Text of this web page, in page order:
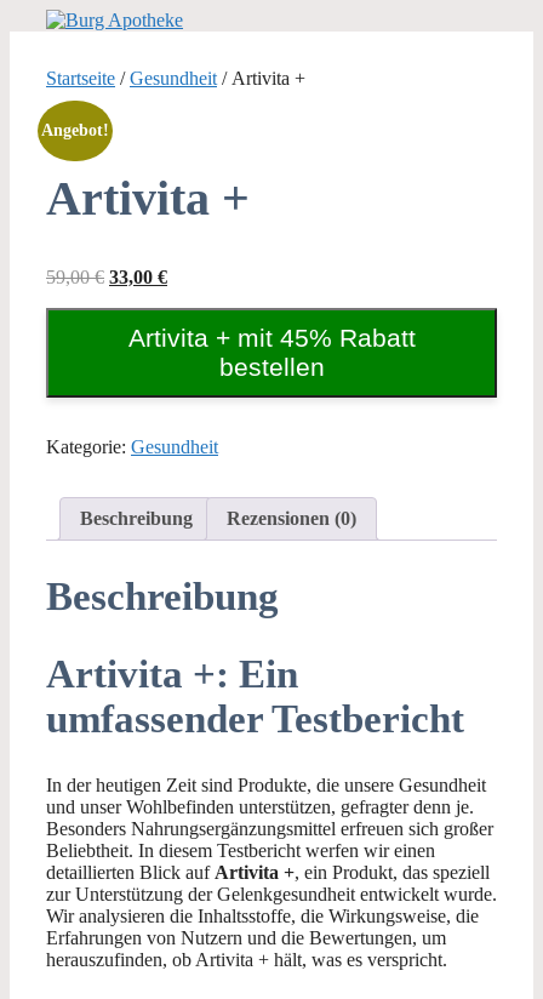
Startseite /Gesundheit / Artivita +
Angebot!
Artivita +
59,00€ Ursprünglicher
59,00 €
33,00 €Aktueller
33,00 €.
Artivita + mit 45% Rabatt
bestellen
Kategorie: Gesundheit
Beschreibung Rezensionen (0)
Beschreibung
Artivita +: Ein
umfassender Testbericht
In der heutigen Zeit sind Produkte, die unsere Gesundheit
und unser Wohlbefinden unterstützen, gefragter denn je.
Besonders Nahrungsergänzungsmittel erfreuen sich großer
Beliebtheit. In diesem Testbericht werfen wir einen
detaillierten Blick auf Artivita +, ein Produkt, das speziell
zur Unterstützung der Gelenkgesundheit entwickelt wurde.
Wir analysieren die Inhaltsstoffe, die Wirkungsweise, die
Erfahrungen von Nutzern und die Bewertungen, um
herauszufinden, ob Artivita + hält, was es verspricht.